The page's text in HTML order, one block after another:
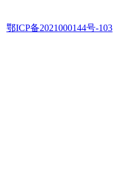
鄂ICP备2021000144号-103